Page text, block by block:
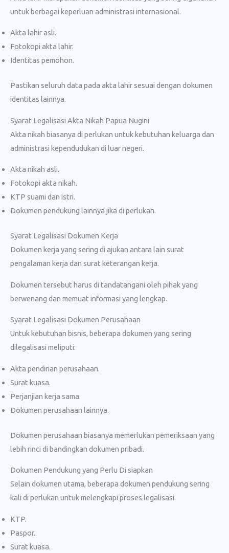
untuk berbagai keperluan administrasi internasional.
Akta lahir asli.
Fotokopi akta lahir.
Identitas pemohon.
Pastikan seluruh data pada akta lahir sesuai dengan dokumen
identitas lainnya.
Syarat Legalisasi Akta Nikah Papua Nugini
Akta nikah biasanya di perlukan untuk kebutuhan keluarga dan
administrasi kependudukan di luar negeri.
Akta nikah asli.
Fotokopi akta nikah.
KTP suami dan istri.
Dokumen pendukung lainnya jika di perlukan.
Syarat Legalisasi Dokumen Kerja
Dokumen kerja yang sering di ajukan antara lain surat
pengalaman kerja dan surat keterangan kerja.
Dokumen tersebut harus di tandatangani oleh pihak yang
berwenang dan memuat informasi yang lengkap.
Syarat Legalisasi Dokumen Perusahaan
Untuk kebutuhan bisnis, beberapa dokumen yang sering
dilegalisasi meliputi:
Akta pendirian perusahaan.
Surat kuasa.
Perjanjian kerja sama.
Dokumen perusahaan lainnya.
Dokumen perusahaan biasanya memerlukan pemeriksaan yang
lebih rinci di bandingkan dokumen pribadi.
Dokumen Pendukung yang Perlu Di siapkan
Selain dokumen utama, beberapa dokumen pendukung sering
kali di perlukan untuk melengkapi proses legalisasi.
KTP.
Paspor.
Surat kuasa.